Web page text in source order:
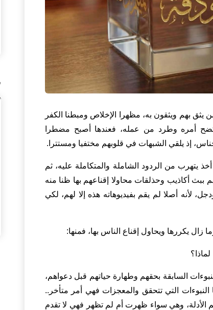
بهم ويثقون به، مظهرا الإخلاص ومبطنا الكفر
أمره وطرد من عمله، فعندها أصبح مضطرا
إذ يلقي الشبهات في قلوبهم مختفيا ومستترا.
يتهرب من الردود الشاملة والمتكاملة عليه، ثم
ببث أكاذيب وحذلقات محاولا إقناعهم بها ظنا منه
لأنه أصلا لم يقم بفيديوهاته هذه إلا لهم، لكي
زال يكررها ويحاول إقناع الناس بها، فمنها:
السابقة بحقهم وطهارة حياتهم قبل دعواهم،
النبوءات التي تتحقق والمعجزات فهي أمر متأخر..
وهي سواء ظهرت أم لم تظهر فهي لا تقدم